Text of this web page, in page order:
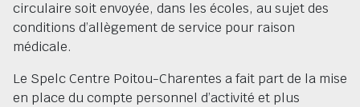
circulaire soit envoyée, dans les écoles, au sujet des
conditions d’allègement de service pour raison
médicale.
Le Spelc Centre Poitou-Charentes a fait part de la mise
en place du compte personnel d’activité et plus